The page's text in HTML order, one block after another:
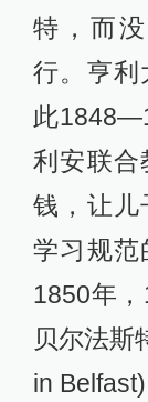
特，而
行。亨利
此
利安联合
钱，让儿
学习规范
1850年
贝尔法斯
in Belfast)